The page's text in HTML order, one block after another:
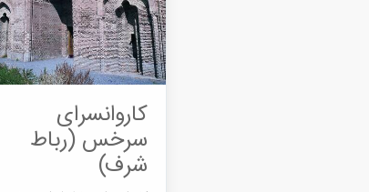
کاروانسرای
سرخس (رباط
شرف)